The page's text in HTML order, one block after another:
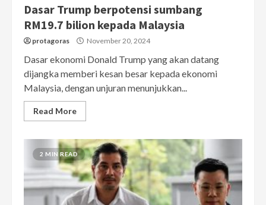
Dasar Trump berpotensi sumbang
RM19.7 bilion kepada Malaysia
protagoras November 20, 2024
Dasar ekonomi Donald Trump yang akan datang
dijangka memberi kesan besar kepada ekonomi
Malaysia, dengan unjuran menunjukkan...
Read More
2 MIN READ